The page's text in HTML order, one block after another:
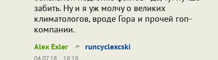
забить. Ну и я уж молчу о великих
климатологов, вроде Гора и прочей гоп-
компании.
Alex Exler runcyclexcski
04.07.18
18:18